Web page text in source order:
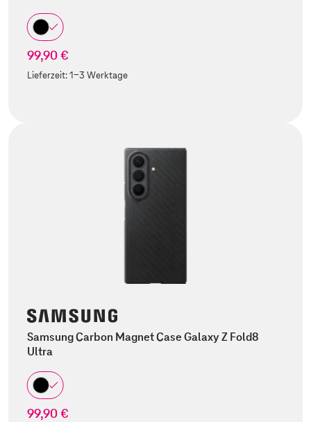
99,90 €
Lieferzeit:1-3 Werktage
Samsung Carbon Magnet Case Galaxy Z Fold8
Ultra
99,90 €